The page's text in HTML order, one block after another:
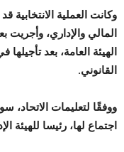
وكانت العملية الانتخابية
المالي والإداري،
الهيئة العامة، بعد
القانوني.
ووفقًا لتعليمات الاتحاد،
اجتماع لها، رئيسا للهيئة